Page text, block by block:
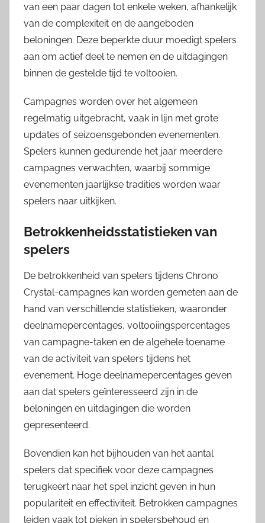
van een paar dagen tot enkele weken, afhankelijk
van de complexiteit en de aangeboden
beloningen. Deze beperkte duur moedigt spelers
aan om actief deel te nemen en de uitdagingen
binnen de gestelde tijd te voltooien.
Campagnes worden over het algemeen
regelmatig uitgebracht, vaak in lijn met grote
updates of seizoensgebonden evenementen.
Spelers kunnen gedurende het jaar meerdere
campagnes verwachten, waarbij sommige
evenementen jaarlijkse tradities worden waar
spelers naar uitkijken.
Betrokkenheidsstatistieken van
spelers
De betrokkenheid van spelers tijdens Chrono
Crystal-campagnes kan worden gemeten aan de
hand van verschillende statistieken, waaronder
deelnamepercentages, voltooiingspercentages
van campagne-taken en de algehele toename
van de activiteit van spelers tijdens het
evenement. Hoge deelnamepercentages geven
aan dat spelers geïnteresseerd zijn in de
beloningen en uitdagingen die worden
gepresenteerd.
Bovendien kan het bijhouden van het aantal
spelers dat specifiek voor deze campagnes
terugkeert naar het spel inzicht geven in hun
populariteit en effectiviteit. Betrokken campagnes
leiden vaak tot pieken in spelersbehoud en